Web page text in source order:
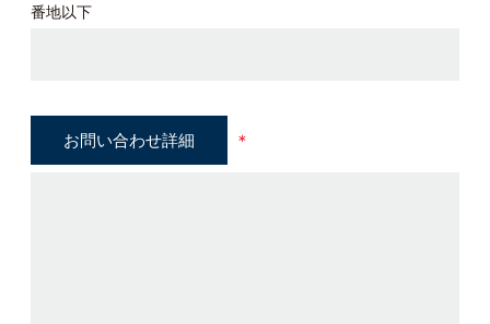
番地以下
お問い合わせ詳細 ＊